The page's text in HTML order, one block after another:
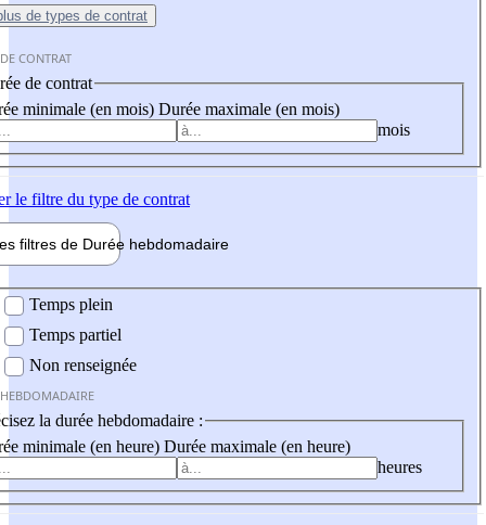
de types de contrat
CONTRAT
de contrat
minimale (en mois) Durée maximale (en mois)
mois
le filtre du type de contrat
filtres de Durée hebdomadaire
Temps plein
Temps partiel
Non renseignée
la durée hebdomadaire :
minimale (en heure) Durée maximale (en heure)
heures